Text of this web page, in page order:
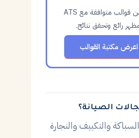
اختر من قوالب متوافقة مع ATS
رائع وتحقق نتائج.
اعرض مكتبة القوالب
الصيانة؟
والتكييف والنجارة